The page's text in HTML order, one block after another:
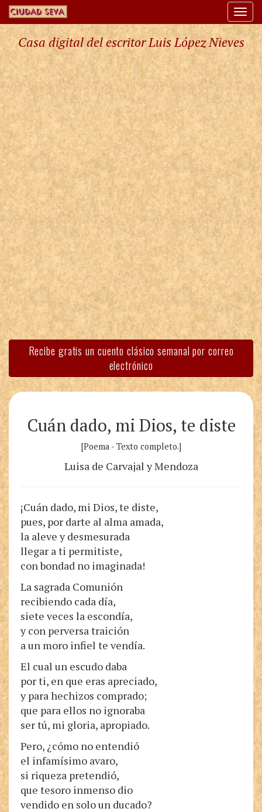
Casa digital del escritor Luis López Nieves
Recibe gratis un cuento clásico semanal por correo
electrónico
Cuán dado, mi Dios, te diste
[Poema - Texto completo.]
Luisa de Carvajal y Mendoza
¡Cuán dado, mi Dios, te diste,
pues, por darte al alma amada,
la aleve y desmesurada
llegar a ti permitiste,
con bondad no imaginada!
La sagrada Comunión
recibiendo cada día,
siete veces la escondía,
y con perversa traición
a un moro infiel te vendía.
El cual un escudo daba
por ti, en que eras apreciado,
y para hechizos comprado;
que para ellos no ignoraba
ser tú, mi gloria, apropiado.
Pero, ¿cómo no entendió
el infamísimo avaro,
si riqueza pretendió,
que tesoro inmenso dio
vendido en solo un ducado?